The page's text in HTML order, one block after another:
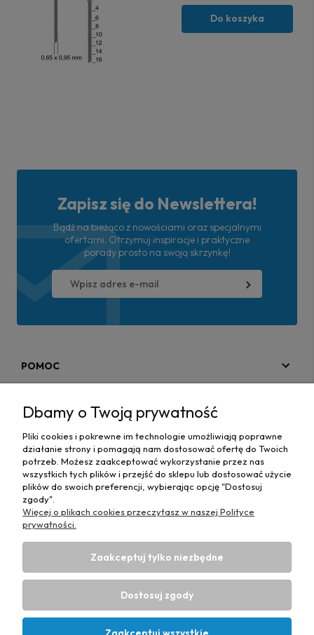
Do koszyka
Zapisz się do Newslettera!
Bądź na bieżąco z nowościami oraz specjalnymi
ofertami. Otrzymuj inspiracje i praktyczne
porady prosto na swoją skrzynkę!
POMOC
MAPA STRONY
INFORMACJE
Hurtownia materiałów tapicerskich Adrian| ul. Chorzowska
50e, 44-100 Gliwice, woj. śląskie | E-mail:
6312703341
Dbamy o Twoją prywatność
Pliki cookies i pokrewne im technologie umożliwiają poprawne
działanie strony i pomagają nam dostosować ofertę do Twoich
potrzeb. Możesz zaakceptować wykorzystanie przez nas
wszystkich tych plików i przejść do sklepu lub dostosować użycie
plików do swoich preferencji, wybierając opcję "Dostosuj
zgody".
Więcej o plikach cookies przeczytasz w naszej Polityce
prywatności.
Zaakceptuj tylko niezbędne
Dostosuj zgody